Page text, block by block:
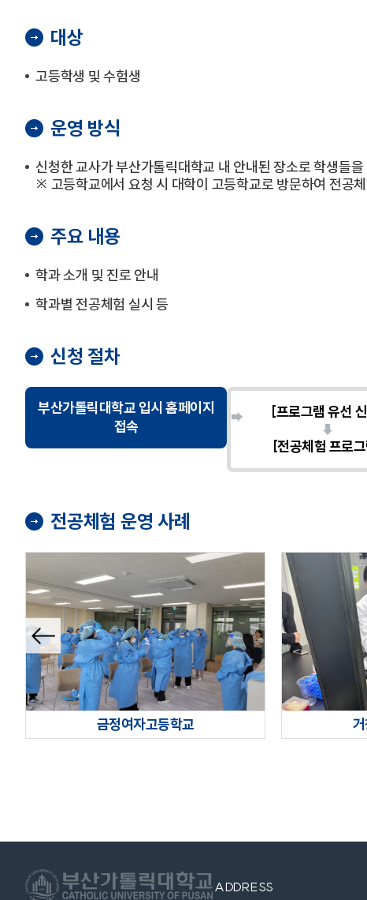
대상
고등학생 및 수험생
운영 방식
신청한 교사가 부산가톨릭대학교 내 안내된 장소로 학생들
※ 고등학교에서 요청 시 대학이 고등학교로 방문하여 전공
주요 내용
학과 소개 및 진로 안내
학과별 전공체험 실시 등
신청 절차
부산가톨릭대학교 입시 홈페이지
접속
[프로그램 유선
[전공체험 프로
전공체험 운영 사례
이전슬
라이드
금정여자고등학교
ADDRESS